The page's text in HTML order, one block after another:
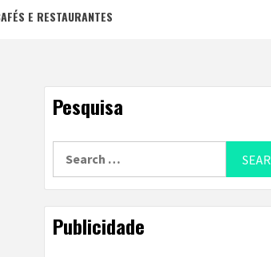
E RESTAURANTES
Pesquisa
Publicidade